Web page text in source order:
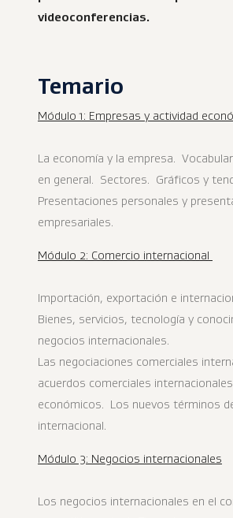
videoconferencias.
Temario
Módulo 1: Empresas y actividad
La economía y la empresa.
en general. Sectores. Gráficos y
Presentaciones personales y
empresariales.
Módulo 2: Comercio internacional
Importación, exportación e
Bienes, servicios, tecnología y
negocios internacionales.
Las negociaciones comerciales
acuerdos comerciales
económicos. Los nuevos términos
internacional.
Módulo 3: Negocios internacionales
Los negocios internacionales en el